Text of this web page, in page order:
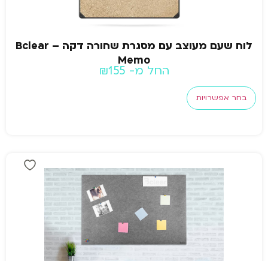
לוח שעם מעוצב עם מסגרת שחורה דקה – Bclear
Memo
החל מ- ₪155
בחר אפשרויות